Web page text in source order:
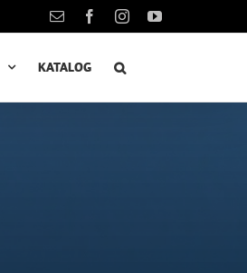
KontaktFacebookInstagramYouTube
KATALOG